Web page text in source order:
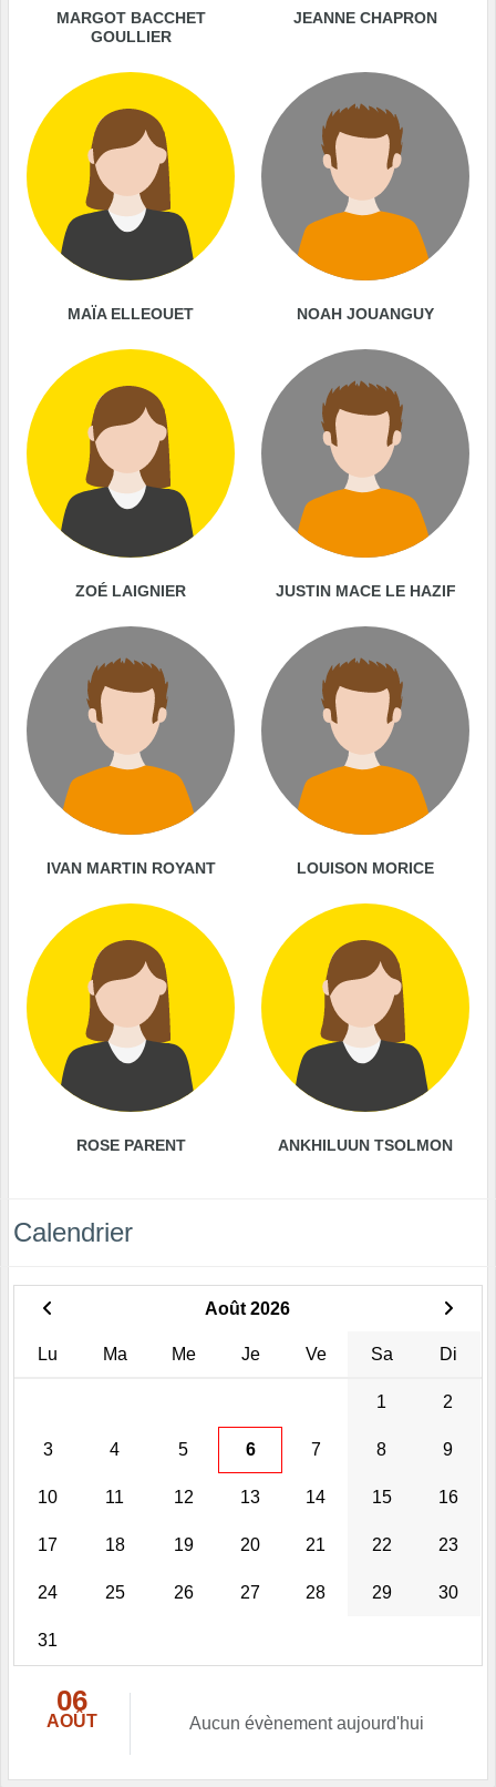
MARGOT BACCHET
GOULLIER
JEANNE CHAPRON
MAÏA ELLEOUET NOAH JOUANGUY
ZOÉ LAIGNIER JUSTIN MACE LE HAZIF
IVAN MARTIN ROYANT LOUISON MORICE
ROSE PARENT ANKHILUUN TSOLMON
Calendrier
Août 2026
Lu Ma Me Je Ve Sa Di
1 2
3 4 5 6 7 8 9
10 11 12 13 14 15 16
17 18 19 20 21 22 23
24 25 26 27 28 29 30
31
06
AOÛT Aucun évènement aujourd'hui